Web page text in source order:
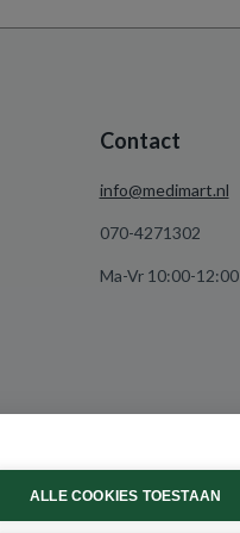
Contact
info@medimart.nl
070-4271302
Ma-Vr 10:00-12:00
ALLE COOKIES TOESTAAN